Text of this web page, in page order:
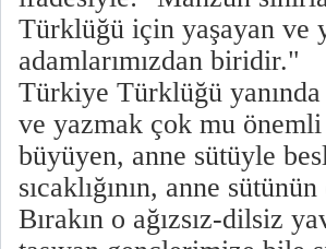
Türklüğü için yaşayan ve
adamlarımızdan biridir."
Türkiye Türklüğü
ve yazmak çok mu önemli
büyüyen, anne sütüyle
sıcaklığının, anne
Bırakın o ağızsız-dilsiz